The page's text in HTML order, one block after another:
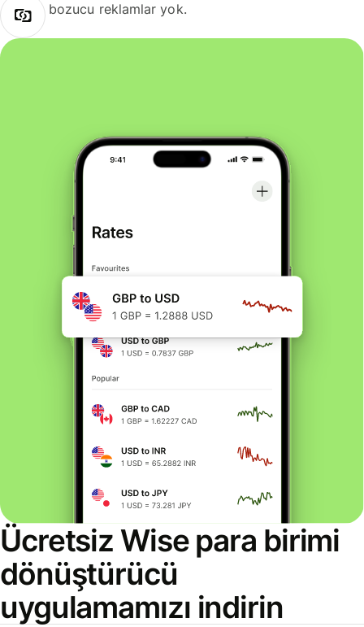
bozucu reklamlar yok.
Ücretsiz Wise para birimi
dönüştürücü
uygulamamızı indirin